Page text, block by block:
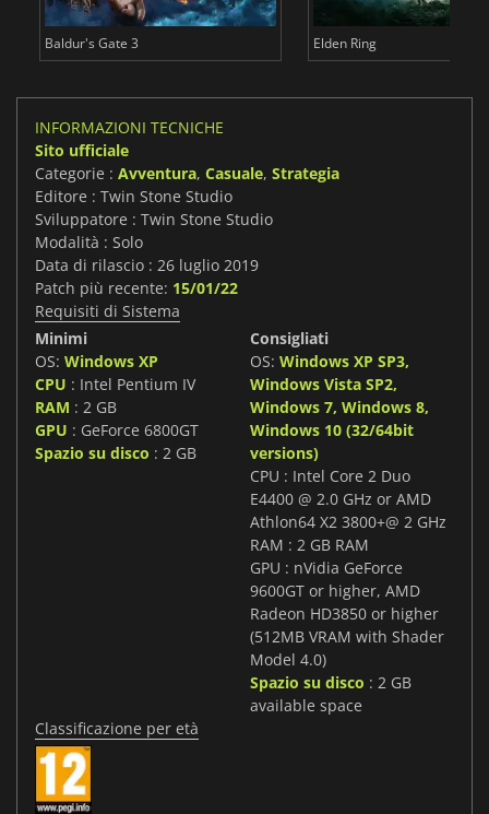
Baldur's Gate 3 Elden Ring
INFORMAZIONI TECNICHE
Sito ufficiale
Categorie : Avventura, Casuale, Strategia
Editore : Twin Stone Studio
Sviluppatore : Twin Stone Studio
Modalità : Solo
Data di rilascio : 26 luglio 2019
Patch più recente: 15/01/22
Requisiti di Sistema
Minimi
OS: Windows XP
CPU : Intel Pentium IV
RAM : 2 GB
GPU : GeForce 6800GT
Spazio su disco : 2 GB
Consigliati
OS: Windows XP SP3,
Windows Vista SP2,
Windows 7, Windows 8,
Windows 10 (32/64bit
versions)
CPU : Intel Core 2 Duo
E4400 @ 2.0 GHz or AMD
Athlon64 X2 3800+@ 2 GHz
RAM : 2 GB RAM
GPU : nVidia GeForce
9600GT or higher, AMD
Radeon HD3850 or higher
(512MB VRAM with Shader
Model 4.0)
Spazio su disco : 2 GB
available space
Classificazione per età